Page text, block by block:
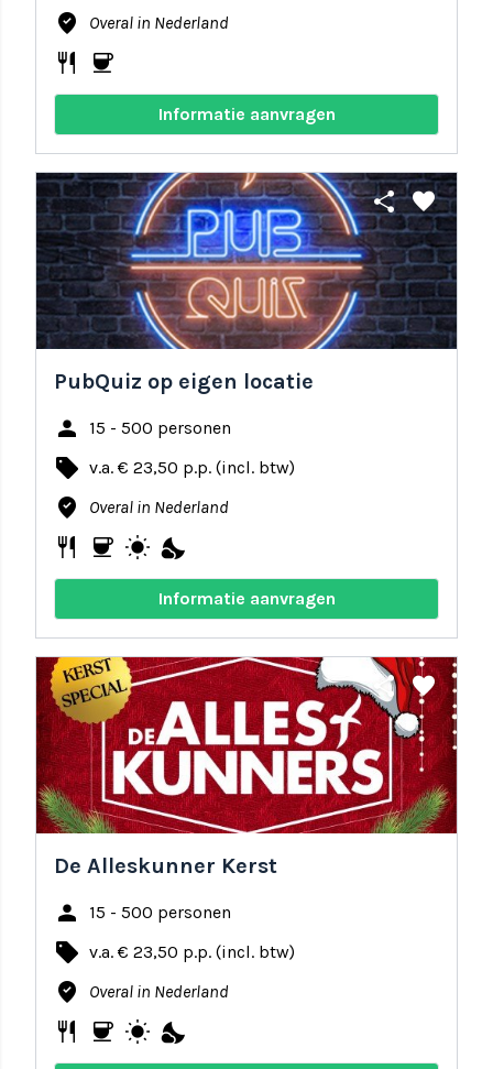
where_to_vote Overal in Nederland
restaurant coffee
Informatie aanvragen
share favorite
PubQuiz op eigen locatie
person 15 - 500 personen
local_offer v.a. € 23,50 p.p. (incl. btw)
where_to_vote Overal in Nederland
restaurant coffee wb_sunny nights_stay
Informatie aanvragen
share favorite
De Alleskunner Kerst
person 15 - 500 personen
local_offer v.a. € 23,50 p.p. (incl. btw)
where_to_vote Overal in Nederland
restaurant coffee wb_sunny nights_stay